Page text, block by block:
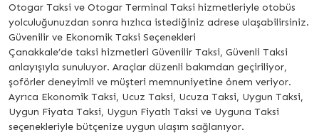
Otogar Taksi ve Otogar Terminal Taksi hizmetleriyle otobüs
yolculuğunuzdan sonra hızlıca istediğiniz adrese ulaşabilirsiniz.
Güvenilir ve Ekonomik Taksi Seçenekleri
Çanakkale’de taksi hizmetleri Güvenilir Taksi, Güvenli Taksi
anlayışıyla sunuluyor. Araçlar düzenli bakımdan geçiriliyor,
şoförler deneyimli ve müşteri memnuniyetine önem veriyor.
Ayrıca Ekonomik Taksi, Ucuz Taksi, Ucuza Taksi, Uygun Taksi,
Uygun Fiyata Taksi, Uygun Fiyatlı Taksi ve Uyguna Taksi
seçenekleriyle bütçenize uygun ulaşım sağlanıyor.